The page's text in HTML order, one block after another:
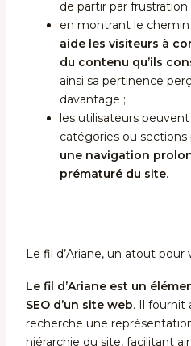
de partir par frustration
en montrant le chemin
aide les visiteurs à
du contenu qu’ils
ainsi sa pertinence
davantage ;
les utilisateurs
catégories ou sections
une navigation
prématuré du site.
Le fil d’Ariane, un atout pour
Le fil d’Ariane est un
SEO d’un site web. Il fournit
recherche une
hiérarchie du site, facilitant